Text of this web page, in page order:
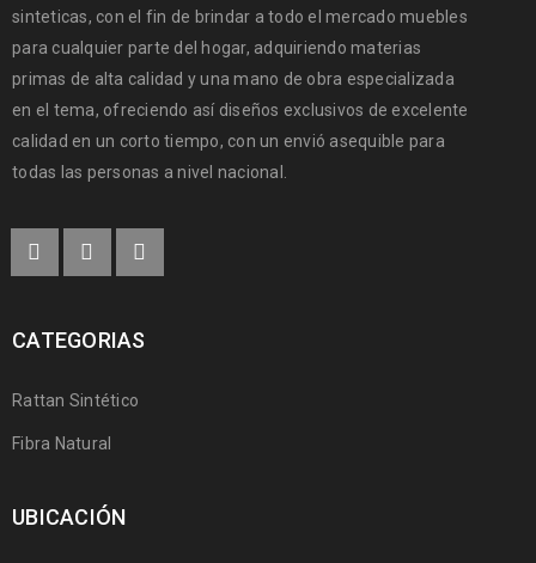
sinteticas, con el fin de brindar a todo el mercado muebles
para cualquier parte del hogar, adquiriendo materias
primas de alta calidad y una mano de obra especializada
en el tema, ofreciendo así diseños exclusivos de excelente
calidad en un corto tiempo, con un envió asequible para
todas las personas a nivel nacional.
CATEGORIAS
Rattan Sintético
Fibra Natural
UBICACIÓN